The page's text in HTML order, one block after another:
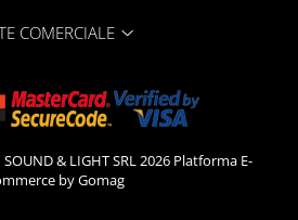
COMERCIALE
& LIGHT SRL 2026 Platforma E-
by Gomag